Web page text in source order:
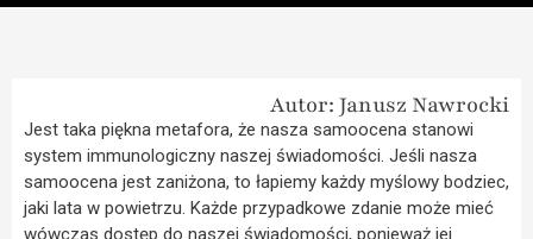
Autor: Janusz Nawrocki
Jest taka piękna metafora, że nasza samoocena stanowi
system immunologiczny naszej świadomości. Jeśli nasza
samoocena jest zaniżona, to łapiemy każdy myślowy bodziec,
jaki lata w powietrzu. Każde przypadkowe zdanie może mieć
wówczas dostęp do naszej świadomości, ponieważ jej